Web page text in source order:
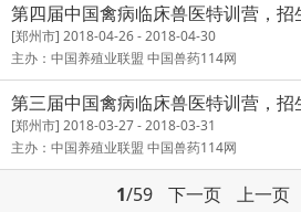
第四届中国禽病临床兽医特训营，招
[郑州市] 2018-04-26 - 2018-04-30
主办：中国养殖业联盟 中国兽药114网
第三届中国禽病临床兽医特训营，招
[郑州市] 2018-03-27 - 2018-03-31
主办：中国养殖业联盟 中国兽药114网
1/59 下一页 上一页